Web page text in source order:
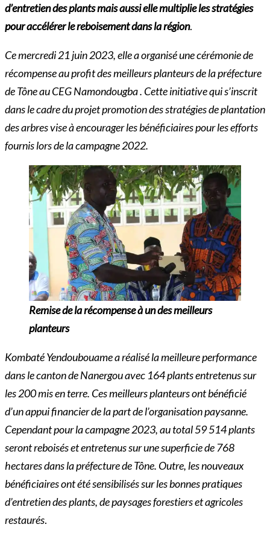
d’entretien des plants mais aussi elle multiplie les stratégies
pour accélérer le reboisement dans la région.
Ce mercredi 21 juin 2023, elle a organisé une cérémonie de
récompense au profit des meilleurs planteurs de la préfecture
de Tône au CEG Namondougba . Cette initiative qui s’inscrit
dans le cadre du projet promotion des stratégies de plantation
des arbres vise à encourager les bénéficiaires pour les efforts
fournis lors de la campagne 2022.
Remise de la récompense à un des meilleurs
planteurs
Kombaté Yendoubouame a réalisé la meilleure performance
dans le canton de Nanergou avec 164 plants entretenus sur
les 200 mis en terre. Ces meilleurs planteurs ont bénéficié
d’un appui financier de la part de l’organisation paysanne.
Cependant pour la campagne 2023, au total 59 514 plants
seront reboisés et entretenus sur une superficie de 768
hectares dans la préfecture de Tône. Outre, les nouveaux
bénéficiaires ont été sensibilisés sur les bonnes pratiques
d’entretien des plants, de paysages forestiers et agricoles
restaurés.